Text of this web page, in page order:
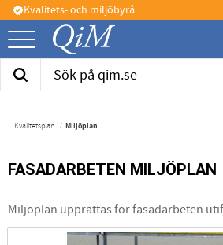
Meny
verifiedKvalitets- och miljöbyrå
Kvalitetsplan Miljöplan
FASADARBETEN MILJÖPLAN
Miljöplan upprättas för fasadarbeten